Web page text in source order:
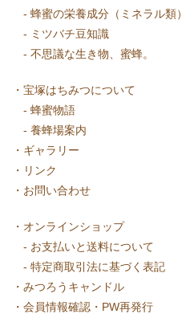
- 蜂蜜の栄養成分（ミネラル類）
- ミツバチ豆知識
- 不思議な生き物、蜜蜂。
・ 宝塚はちみつについて
- 蜂蜜物語
- 養蜂場案内
・ ギャラリー
・ リンク
・ お問い合わせ
・ オンラインショップ
- お支払いと送料について
- 特定商取引法に基づく表記
・ みつろうキャンドル
・ 会員情報確認・PW再発行